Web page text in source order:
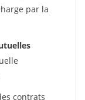
par la
contrats